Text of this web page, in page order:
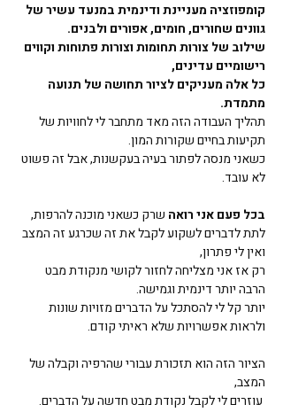
קומפוזציה מעניינת ודינמית במנעד עשיר של
גוונים שחורים, חומים, אפורים ולבנים.
שילוב של צורות תחומות וצורות פתוחות וקווים
רישומיים עדינים,
כל אלה מעניקים לציור תחושה של תנועה
מתמדת.
תהליך העבודה הזה מאד מתחבר לי לחוויות של
תקיעות בחיים שקורות המון.
כשאני מנסה לפתור בעיה בעקשנות, אבל זה פשוט
לא עובד.
בכל פעם אני רואה שרק כשאני מוכנה להרפות,
לתת לדברים לשקוע לקבל את זה שכרגע זה המצב
ואין לי פתרון,
רק אז אני מצליחה לחזור לקושי מנקודת מבט
הרבה יותר דינמית וגמישה.
יותר קל לי להסתכל על הדברים מזויות שונות
ולראות אפשרויות שלא ראיתי קודם.
הציור הזה הוא תזכורת עבורי שהרפיה וקבלה של
המצב,